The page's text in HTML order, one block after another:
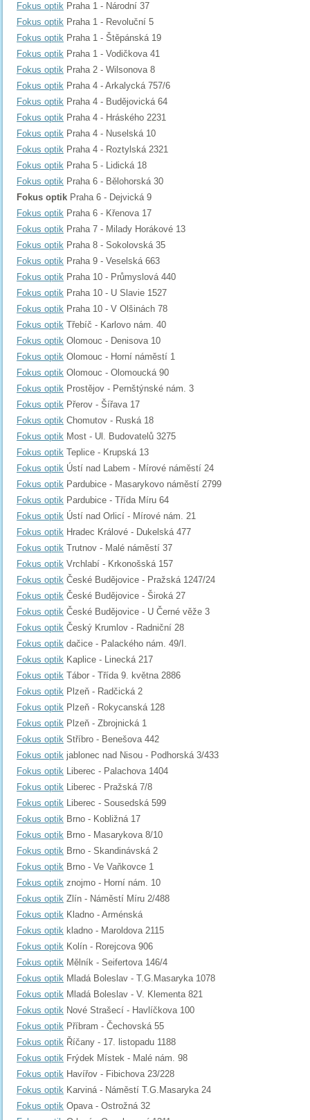
Fokus optik Praha 1 - Národní 37
Fokus optik Praha 1 - Revoluční 5
Fokus optik Praha 1 - Štěpánská 19
Fokus optik Praha 1 - Vodičkova 41
Fokus optik Praha 2 - Wilsonova 8
Fokus optik Praha 4 - Arkalycká 757/6
Fokus optik Praha 4 - Budějovická 64
Fokus optik Praha 4 - Hráského 2231
Fokus optik Praha 4 - Nuselská 10
Fokus optik Praha 4 - Roztylská 2321
Fokus optik Praha 5 - Lidická 18
Fokus optik Praha 6 - Bělohorská 30
Fokus optik Praha 6 - Dejvická 9
Fokus optik Praha 6 - Křenova 17
Fokus optik Praha 7 - Milady Horákové 13
Fokus optik Praha 8 - Sokolovská 35
Fokus optik Praha 9 - Veselská 663
Fokus optik Praha 10 - Průmyslová 440
Fokus optik Praha 10 - U Slavie 1527
Fokus optik Praha 10 - V Olšinách 78
Fokus optik Třebíč - Karlovo nám. 40
Fokus optik Olomouc - Denisova 10
Fokus optik Olomouc - Horní náměstí 1
Fokus optik Olomouc - Olomoucká 90
Fokus optik Prostějov - Pernštýnské nám. 3
Fokus optik Přerov - Šířava 17
Fokus optik Chomutov - Ruská 18
Fokus optik Most - Ul. Budovatelů 3275
Fokus optik Teplice - Krupská 13
Fokus optik Ústí nad Labem - Mírové náměstí 24
Fokus optik Pardubice - Masarykovo náměstí 2799
Fokus optik Pardubice - Třída Míru 64
Fokus optik Ústí nad Orlicí - Mírové nám. 21
Fokus optik Hradec Králové - Dukelská 477
Fokus optik Trutnov - Malé náměstí 37
Fokus optik Vrchlabí - Krkonošská 157
Fokus optik České Budějovice - Pražská 1247/24
Fokus optik České Budějovice - Široká 27
Fokus optik České Budějovice - U Černé věže 3
Fokus optik Český Krumlov - Radniční 28
Fokus optik dačice - Palackého nám. 49/I.
Fokus optik Kaplice - Linecká 217
Fokus optik Tábor - Třída 9. května 2886
Fokus optik Plzeň - Radčická 2
Fokus optik Plzeň - Rokycanská 128
Fokus optik Plzeň - Zbrojnická 1
Fokus optik Stříbro - Benešova 442
Fokus optik jablonec nad Nisou - Podhorská 3/433
Fokus optik Liberec - Palachova 1404
Fokus optik Liberec - Pražská 7/8
Fokus optik Liberec - Sousedská 599
Fokus optik Brno - Kobližná 17
Fokus optik Brno - Masarykova 8/10
Fokus optik Brno - Skandinávská 2
Fokus optik Brno - Ve Vaňkovce 1
Fokus optik znojmo - Horní nám. 10
Fokus optik Zlín - Náměstí Míru 2/488
Fokus optik Kladno - Arménská
Fokus optik kladno - Maroldova 2115
Fokus optik Kolín - Rorejcova 906
Fokus optik Mělník - Seifertova 146/4
Fokus optik Mladá Boleslav - T.G.Masaryka 1078
Fokus optik Mladá Boleslav - V. Klementa 821
Fokus optik Nové Strašecí - Havlíčkova 100
Fokus optik Příbram - Čechovská 55
Fokus optik Říčany - 17. listopadu 1188
Fokus optik Frýdek Místek - Malé nám. 98
Fokus optik Havířov - Fibichova 23/228
Fokus optik Karviná - Náměstí T.G.Masaryka 24
Fokus optik Opava - Ostrožná 32